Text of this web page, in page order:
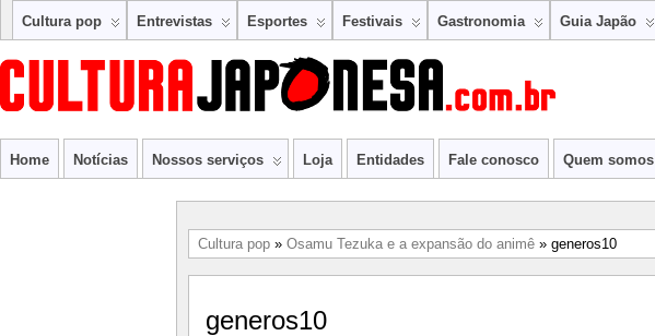
Cultura pop Entrevistas Esportes Festivais Gastronomia Guia Japão
Home Notícias Nossos serviços Loja Entidades Fale conosco Quem somos
Cultura pop » Osamu Tezuka e a expansão do animê » generos10
generos10